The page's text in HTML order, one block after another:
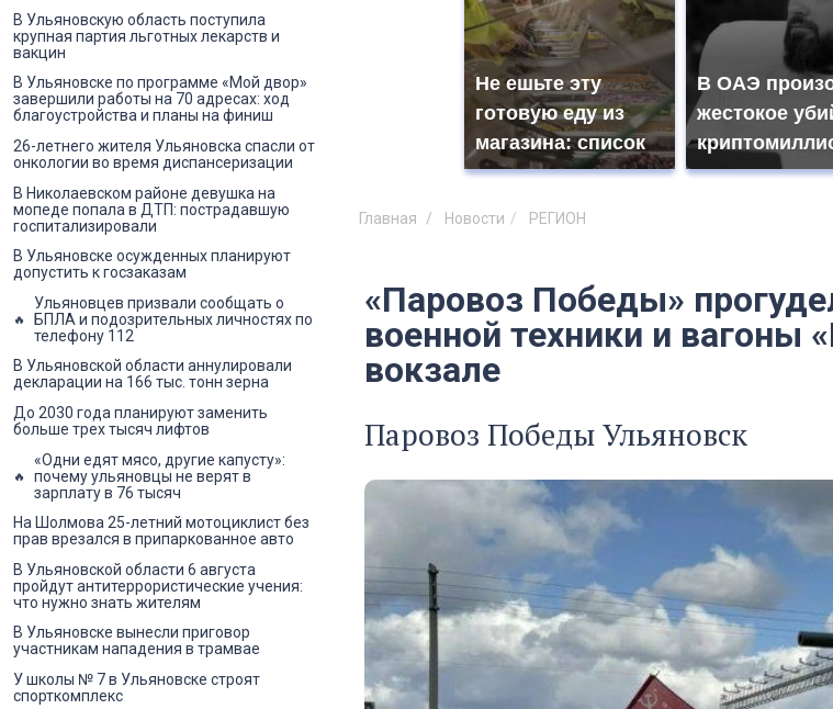
Не ешьте эту
готовую еду из
магазина: список
В ОАЭ
жестокое
Главная Новости РЕГИОН
«Паровоз Победы»
военной техники и вагоны
вокзале
Паровоз Победы Ульяновск
В Ульяновскую область поступила
крупная партия льготных лекарств и
вакцин
В Ульяновске по программе «Мой двор»
завершили работы на 70 адресах: ход
благоустройства и планы на финиш
26-летнего жителя Ульяновска спасли от
онкологии во время диспансеризации
В Николаевском районе девушка на
мопеде попала в ДТП: пострадавшую
госпитализировали
В Ульяновске осужденных планируют
допустить к госзаказам
Ульяновцев призвали сообщать о
БПЛА и подозрительных личностях по
телефону 112
В Ульяновской области аннулировали
декларации на 166 тыс. тонн зерна
До 2030 года планируют заменить
больше трех тысяч лифтов
«Одни едят мясо, другие капусту»:
почему ульяновцы не верят в
зарплату в 76 тысяч
На Шолмова 25-летний мотоциклист без
прав врезался в припаркованное авто
В Ульяновской области 6 августа
пройдут антитеррористические учения:
что нужно знать жителям
В Ульяновске вынесли приговор
участникам нападения в трамвае
У школы № 7 в Ульяновске строят
спорткомплекс